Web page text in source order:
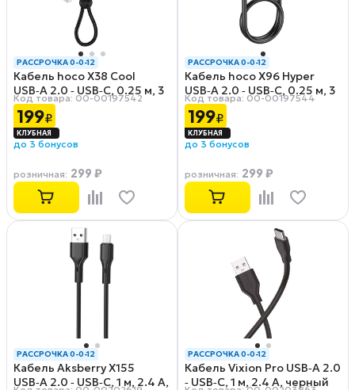
РАССРОЧКА 0-0-12
Кабель hoco X38 Cool
USB‑A 2.0 ‑ USB‑C, 0.25 м, 3
А, черный
Код товара: 00-00197542
199₽
до 3 бонусов
розничная: 299 ₽
РАССРОЧКА 0-0-12
Кабель hoco X96 Hyper
USB‑A 2.0 ‑ USB‑C, 0.25 м, 3
А, черный
Код товара: 00-00197544
199₽
до 3 бонусов
розничная: 299 ₽
РАССРОЧКА 0-0-12
Кабель Aksberry X155
USB‑A 2.0 ‑ USB‑C, 1 м, 2.4 А,
РАССРОЧКА 0-0-12
Кабель Vixion Pro USB‑A 2.0
‑ USB‑C, 1 м, 2.4 А, черный